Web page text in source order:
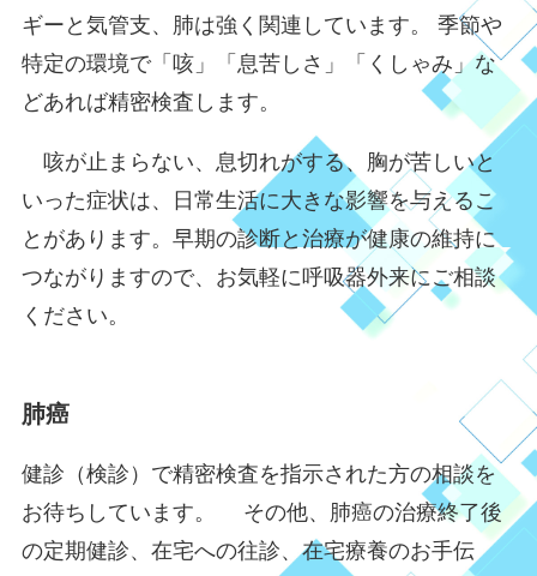
ギーと気管支、肺は強く関連しています。 季節や
特定の環境で「咳」「息苦しさ」「くしゃみ」な
どあれば精密検査します。
咳が止まらない、息切れがする、胸が苦しいと
いった症状は、日常生活に大きな影響を与えるこ
とがあります。早期の診断と治療が健康の維持に
つながりますので、お気軽に呼吸器外来にご相談
ください。
肺癌
健診（検診）で精密検査を指示された方の相談を
お待ちしています。 その他、肺癌の治療終了後
の定期健診、在宅への往診、在宅療養のお手伝